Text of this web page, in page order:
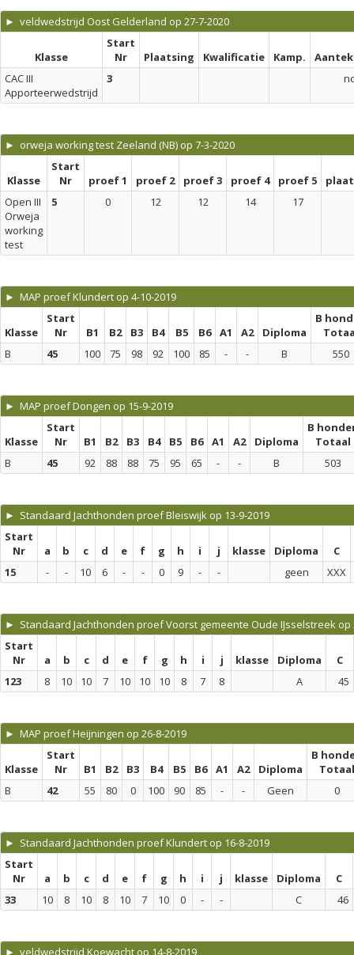
► veldwedstrijd Oost Gelderland op 27-7-2020
Klasse
Start
Nr
Plaatsing Kwalificatie Kamp.
CAC III
Apporteerwedstrijd
3 nc
► orweja working test Zeeland (NB) op 7-3-2020
Klasse
Start
Nr
proef 1 proef 2 proef 3 proef 4 proef 5
Open III
Orweja
working
test
5 0 12 12 14 17
► MAP proef Klundert op 4-10-2019
Klasse
Start
Nr
B1 B2 B3 B4 B5 B6 A1 A2 Diploma
B
B
45 100 75 98 92 100 85 - - B 550
► MAP proef Dongen op 15-9-2019
Klasse
Start
Nr
B1 B2 B3 B4 B5 B6 A1 A2 Diploma
B
Totaal
B
45 92 88 88 75 95 65 - - B 503
► Standaard Jachthonden proef Bleiswijk op 13-9-2019
Start
Nr
a b c d e f g h i j klasse Diploma
C
15
- - 10 6 - - 0 9 - - geen XXX
► Standaard Jachthonden proef Voorst gemeente Oude IJsselstreek op
Start
Nr
a b c d e f g h i j klasse Diploma
C
123
8 10 10 7 10 10 10 8 7 8 A 45
► MAP proef Heijningen op 26-8-2019
Klasse
Start
Nr
B1 B2 B3 B4 B5 B6 A1 A2 Diploma
B
Totaal
B
42 55 80 0 100 90 85 - - Geen 0
► Standaard Jachthonden proef Klundert op 16-8-2019
Start
Nr
a b c d e f g h i j klasse Diploma
C
33
10 8 10 8 10 7 10 0 - - C 46
► veldwedstrijd Koewacht op 14-8-2019